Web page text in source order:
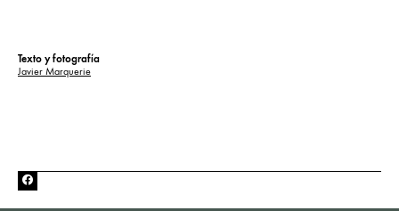
Texto y fotografía
Javier Marquerie